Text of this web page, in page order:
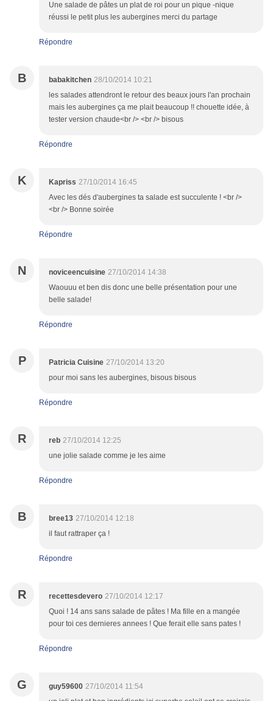
Une salade de pâtes un plat de roi pour un pique -nique
réussi le petit plus les aubergines merci du partage
Répondre
B babakitchen 28/10/2014 10:21
les salades attendront le retour des beaux jours l'an prochain
mais les aubergines ça me plait beaucoup !! chouette idée, à
tester version chaude<br /> <br /> bisous
Répondre
K Kapriss 27/10/2014 16:45
Avec les dés d'aubergines ta salade est succulente ! <br />
<br /> Bonne soirée
Répondre
N noviceencuisine 27/10/2014 14:38
Waouuu et ben dis donc une belle présentation pour une
belle salade!
Répondre
P Patricia Cuisine 27/10/2014 13:20
pour moi sans les aubergines, bisous bisous
Répondre
R reb 27/10/2014 12:25
une jolie salade comme je les aime
Répondre
B bree13 27/10/2014 12:18
il faut rattraper ça !
Répondre
R recettesdevero 27/10/2014 12:17
Quoi ! 14 ans sans salade de pâtes ! Ma fille en a mangée
pour toi ces dernieres annees ! Que ferait elle sans pates !
Répondre
G guy59600 27/10/2014 11:54